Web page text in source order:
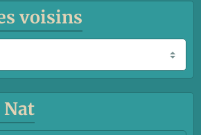
voisins
Nat